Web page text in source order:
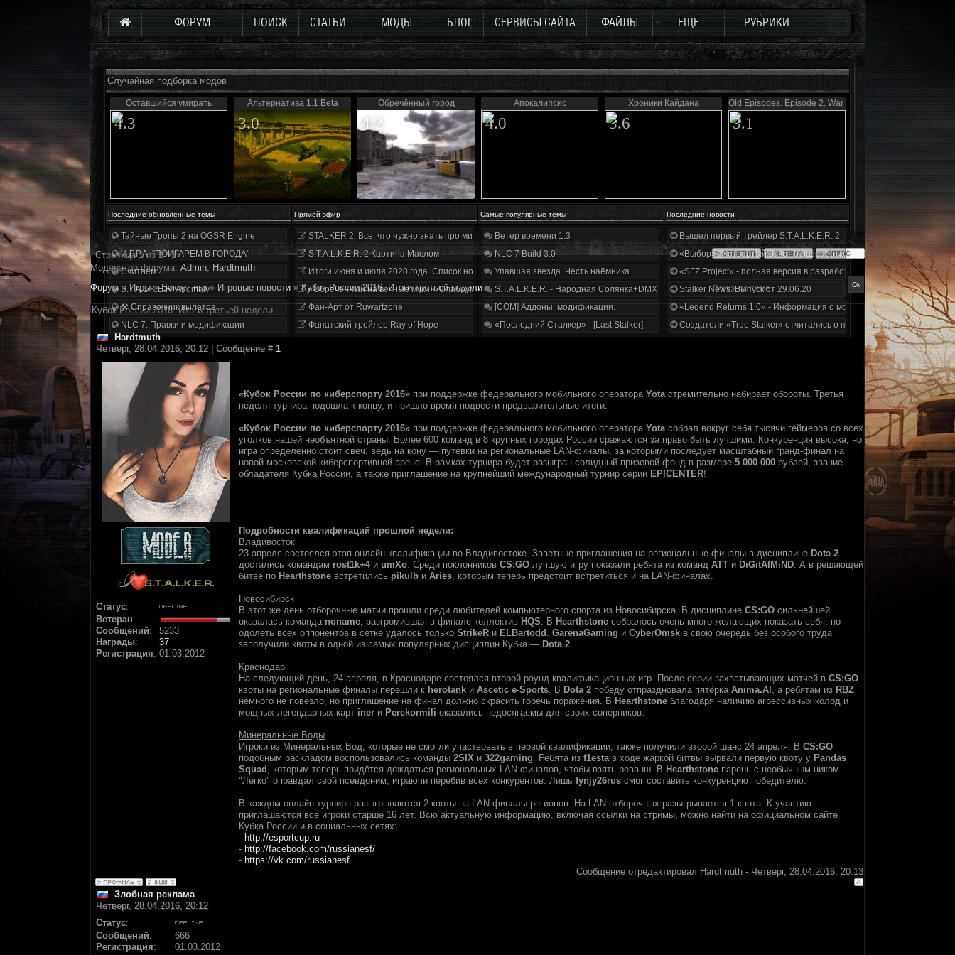
ФОРУМ ПОИСК СТАТЬИ МОДЫ БЛОГ СЕРВИСЫ САЙТА ФАЙЛЫ ЕЩЕ РУБРИКИ
Случайная подборка модов
Оставшийся умирать
4.3
Альтернатива 1.1 Beta
3.0
Обречённый город
4.2
Апокалипсис
4.0
Хроники Кайдана
3.6
Old Episodes. Episode 2. War of Zone.
3.1
Последние обновленные темы Прямой эфир Самые популярные темы Последние новости
Тайные Тропы 2 на OGSR Engine
И.Г.Р.А. "ПОИГАРЕМ В ГОРОДА"
Считаем
S.T.A.L.K.E.R. Anomaly
⚒ Справочник вылетов
NLC 7. Правки и модификации
STALKER 2. Все, что нужно знать про мир, геймплей и сюжет | Разбор трейлера
S.T.A.L.K.E.R. 2 Картина Маслом
Итоги июня и июля 2020 года. Список нововведений
«Обречённый на вечные муки». Слабоумие и отвага
Фан-Арт от Ruwartzone
Фанатский трейлер Ray of Hope
Ветер времени 1.3
NLC 7 Build 3.0
Упавшая звезда. Честь наёмника
S.T.A.L.K.E.R. - Народная Солянка+DMX 1.3.5.ООП.МА.К.
[COM] Аддоны, модификации.
«Последний Сталкер» - [Last Stalker]
Вышел первый трейлер S.T.A.L.K.E.R. 2
«Выбор» - четвертый отчет о разработке!
«SFZ Project» - полная версия в разработке!
Stalker News. Выпуск от 29.06.20
«Legend Returns 1.0» - Информация о моде за июнь 2020
Создатели «True Stalker» отчитались о проделанной работе
Страница1из1
1
Модератор форума: Аdmin, Hardtmuth
Форум » Игры » Вокруг игр » Игровые новости » Кубок России 2016: Итоги третьей недели
Кубок России 2016: Итоги третьей недели
Hardtmuth
Четверг, 28.04.2016, 20:12 | Сообщение # 1
Статус:
Ветеран:
Сообщений:
5233
Награды:
37
Регистрация: 01.03.2012
«Кубок России по киберспорту 2016» при поддержке федерального мобильного оператора Yota стремительно набирает обороты. Третья
неделя турнира подошла к концу, и пришло время подвести предварительные итоги.
«Кубок России по киберспорту 2016» при поддержке федерального мобильного оператора Yotaсобрал вокруг себя тысячи геймеров со всех
уголков нашей необъятной страны. Более 600 команд в 8 крупных городах России сражаются за право быть лучшими. Конкуренция высока, но
игра определённо стоит свеч, ведь на кону — путёвки на региональные LAN-финалы, за которыми последует масштабный гранд-финал на
новой московской киберспортивной арене. В рамках турнира будет разыгран солидный призовой фонд в размере 5 000 000 рублей, звание
обладателя Кубка России, а также приглашение на крупнейший международный турнир серии EPICENTER!
Подробности квалификаций прошлой недели:
Владивосток
23 апреля состоялся этап онлайн-квалификации во Владивостоке. Заветные приглашения на региональные финалы в дисциплине Dota 2
достались командам rost1k+4и umXo. Среди поклонников CS:GO лучшую игру показали ребята из команд ATT и DiGitAlMiND. А в решающей
битве по Hearthstone встретились pikulb и Aries, которым теперь предстоит встретиться и на LAN-финалах.
Новосибирск
В этот же день отборочные матчи прошли среди любителей компьютерного спорта из Новосибирска. В дисциплине CS:GO сильнейшей
оказалась команда noname, разгромившая в финале коллектив HQS. В Hearthstone собралось очень много желающих показать себя, но
одолеть всех оппонентов в сетке удалось только StrikeR и ELBartodd . GarenaGaming и CyberOmsk в свою очередь без особого труда
заполучили квоты в одной из самых популярных дисциплин Кубка — Dota 2.
Краснодар
На следующий день, 24 апреля, в Краснодаре состоялся второй раунд квалификационных игр. После серии захватывающих матчей в CS:GO
квоты на региональные финалы перешли к herotank и Ascetic e-Sports. В Dota 2 победу отпраздновала пятёрка Anima.Al , а ребятам из RBZ
немного не повезло, но приглашение на финал должно скрасить горечь поражения. В Hearthstone благодаря наличию агрессивных колод и
мощных легендарных карт iner и Perekormili оказались недосягаемы для своих соперников.
Минеральные Воды
Игроки из Минеральных Вод, которые не смогли участвовать в первой квалификации, также получили второй шанс 24 апреля. В CS:GO
подобным раскладом воспользовались команды 2SIX и 322gaming. Ребята из f1esta в ходе жаркой битвы вырвали первую квоту у Pandas
Squad , которым теперь придётся дождаться региональных LAN-финалов, чтобы взять реванш. В Hearthstone парень с необычным ником
"Легко" оправдал свой псевдоним, играючи перебив всех конкурентов. Лишь fynjy26rus смог составить конкуренцию победителю.
В каждом онлайн-турнире разыгрываются 2 квоты на LAN-финалы регионов. На LAN-отборочных разыгрывается 1 квота. К участию
приглашаются все игроки старше 16 лет. Всю актуальную информацию, включая ссылки на стримы, можно найти на официальном сайте
Кубка России и в социальных сетях:
- http://esportcup.ru
- http://facebook.com/russianesf/
- https://vk.com/russianesf
Сообщение отредактировал Hardtmuth - Четверг, 28.04.2016, 20:13
Злобная реклама
Четверг, 28.04.2016, 20:12
Статус:
Сообщений:
666
Регистрация: 01.03.2012